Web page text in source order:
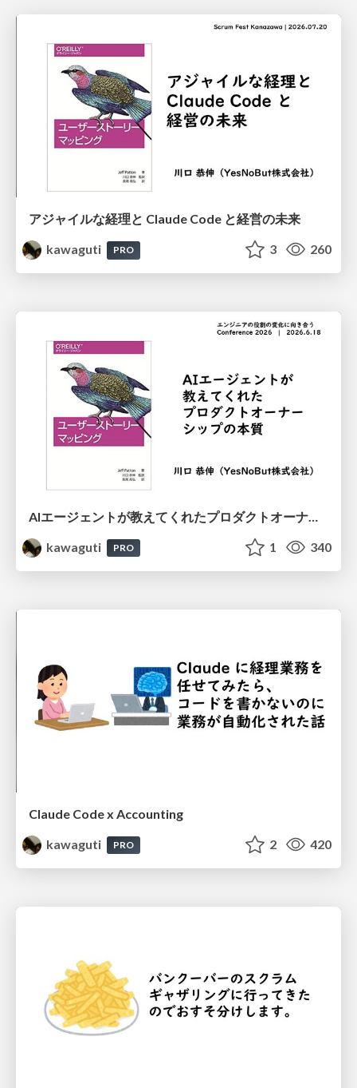
アジャイルな経理と Claude Code と 経営の未来
kawaguti
PRO 3 260
AIエージェントが教えてくれたプロダクトオーナーシップの本質
kawaguti
PRO 1 340
Claude Code x Accounting
kawaguti
PRO 2 420